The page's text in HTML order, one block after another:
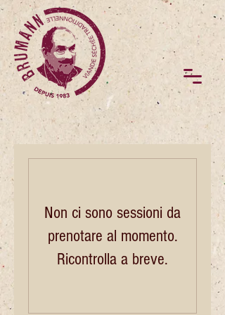
Non ci sono sessioni da
prenotare al momento.
Ricontrolla a breve.